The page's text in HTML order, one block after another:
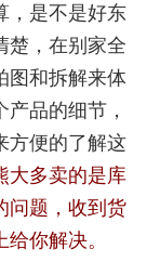
，是不是好东
楚，在别家全
图和拆解来体
品的细节，
方便的了解这
大多卖的是库
问题，收到货
你解决。